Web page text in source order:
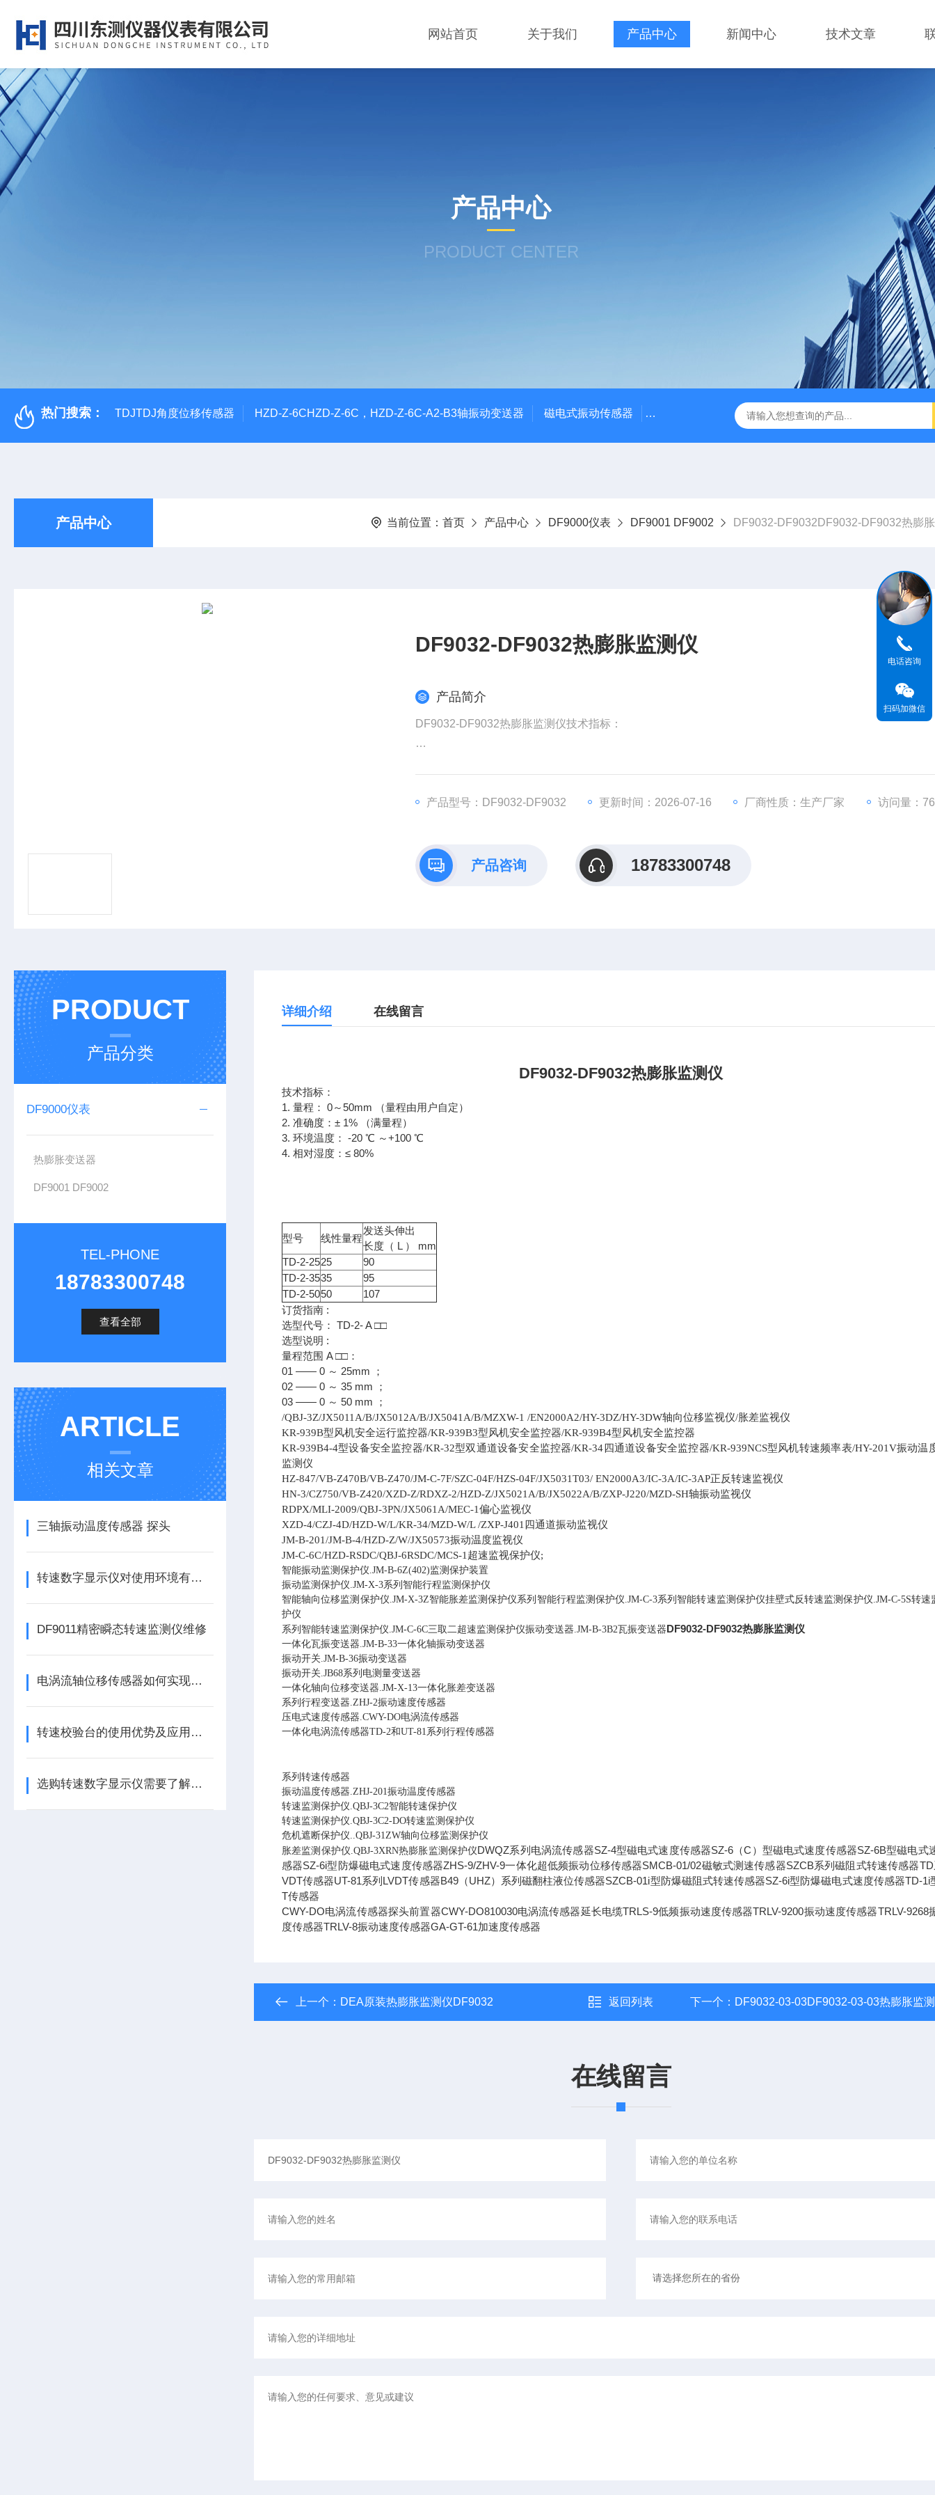
网站首页 关于我们 产品中心 新闻中心 技术文章
产品中心
PRODUCT CENTER
热门搜索： TDJTDJ角度位移传感器 HZD-Z-6CHZD-Z-6C，HZD-Z-6C-A2-B3轴振动变送器 磁电式振动传感器 NE3100电涡流位移传感器 三轴振动传感器 加速度
产品中心 当前位置： 首页 产品中心 DF9000仪表 DF9001 DF9002 DF9032-DF9032DF9032-DF9032热膨
DF9032-DF9032热膨胀监测仪
产品简介
DF9032-DF9032热膨胀监测仪技术指标：
3. 环境温度： -20 ℃ ～+100 ℃
产品型号：DF9032-DF9032 更新时间：2026-07-16 厂商性质：生产厂家 访问量：
产品咨询 18783300748
PRODUCT
产品分类
DF9000仪表
热膨胀变送器
DF9001 DF9002
TEL-PHONE
18783300748
查看全部
ARTICLE
相关文章
三轴振动温度传感器 探头
转速数字显示仪对使用环境有哪些要求
DF9011精密瞬态转速监测仪维修
电涡流轴位移传感器如何实现精确测量？
转速校验台的使用优势及应用有哪些
选购转速数字显示仪需要了解哪些常识？
详细介绍 在线留言
DF9032-DF9032热膨胀监测仪
技术指标：
1. 量程： 0～50mm （量程由用户自定）
2. 准确度：± 1% （满量程）
3. 环境温度： -20 ℃ ～+100 ℃
4. 相对湿度：≤ 80%
型号 线性量程
发送头伸出
长度（ L ） mm
TD-2-2525
90
TD-2-3535
95
TD-2-5050
107
订货指南 :
选型代号： TD-2- A □□
选型说明 :
量程范围 A □□：
01 —— 0 ～ 25mm ；
02 —— 0 ～ 35 mm ；
03 —— 0 ～ 50 mm ；
/QBJ-3Z/JX5011A/B/JX5012A/B/JX5041A/B/MZXW-1 /EN2000A2/HY-3DZ/HY-3DW轴向位移监视仪/胀差监视仪
KR-939B型风机安全运行监控器/KR-939B3型风机安全监控器/KR-939B4型风机安全监控器
KR-939B4-4型设备安全监控器/KR-32型双通道设备安全监控器/KR-34四通道设备安全监控器/KR-939NCS型风机转速频率表/HY-201V振动温
监测仪
HZ-847/VB-Z470B/VB-Z470/JM-C-7F/SZC-04F/HZS-04F/JX5031T03/ EN2000A3/IC-3A/IC-3AP正反转速监视仪
HN-3/CZ750/VB-Z420/XZD-Z/RDXZ-2/HZD-Z/JX5021A/B/JX5022A/B/ZXP-J220/MZD-SH轴振动监视仪
RDPX/MLI-2009/QBJ-3PN/JX5061A/MEC-1偏心监视仪
XZD-4/CZJ-4D/HZD-W/L/KR-34/MZD-W/L /ZXP-J401 四通道振动监视仪
JM-B-201/JM-B-4/HZD-Z/W/JX50573振动温度监视仪
JM-C-6C/HZD-RSDC/QBJ-6RSDC/MCS-1 超速监视保护仪;
智能振动监测保护仪.JM-B-6Z(402)监测保护装置
振动监测保护仪.JM-X-3系列智能行程监测保护仪
智能轴向位移监测保护仪.JM-X-3Z智能胀差监测保护仪系列智能行程监测保护仪.JM-C-3系列智能转速监测保护仪挂壁式反转速监测保护仪.JM-C-5S转速
护仪
系列智能转速监测保护仪.JM-C-6C三取二超速监测保护仪振动变送器.JM-B-3B2瓦振变送器DF9032-DF9032热膨胀监测仪
一体化瓦振变送器.JM-B-33一体化轴振动变送器
振动开关.JM-B-36振动变送器
振动开关.JB68系列电测量变送器
一体化轴向位移变送器.JM-X-13一体化胀差变送器
系列行程变送器.ZHJ-2振动速度传感器
压电式速度传感器.CWY-DO电涡流传感器
一体化电涡流传感器TD-2和UT-81系列行程传感器
系列转速传感器
振动温度传感器.ZHJ-201振动温度传感器
转速监测保护仪.QBJ-3C2智能转速保护仪
转速监测保护仪.QBJ-3C2-DO转速监测保护仪
危机遮断保护仪..QBJ-31ZW轴向位移监测保护仪
胀差监测保护仪.QBJ-3XRN热膨胀监测保护仪DWQZ系列电涡流传感器SZ-4型磁电式速度传感器SZ-6（C）型磁电式速度传感器SZ-6B型磁电式
感器SZ-6i型防爆磁电式速度传感器ZHS-9/ZHV-9一体化超低频振动位移传感器SMCB-01/02磁敏式测速传感器SZCB系列磁阻式转速传感器
VDT传感器UT-81系列LVDT传感器B49（UHZ）系列磁翻柱液位传感器SZCB-01i型防爆磁阻式转速传感器SZ-6i型防爆磁电式速度传感器TD-1i
T传感器
CWY-DO电涡流传感器探头前置器CWY-DO810030电涡流传感器延长电缆TRLS-9低频振动速度传感器TRLV-9200振动速度传感器TRLV-9268
度传感器TRLV-8振动速度传感器GA-GT-61加速度传感器
上一个： DEA原装热膨胀监测仪DF9032 返回列表 下一个： DF9032-03-03DF9032-03-03热膨胀监
在线留言
电话咨询
扫码加微信